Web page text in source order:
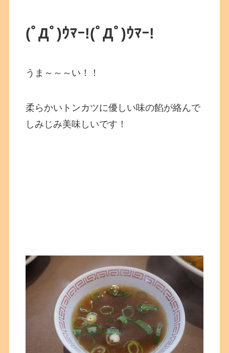
(ﾟДﾟ)ｳﾏｰ!(ﾟДﾟ)ｳﾏｰ!
うま～～～い！！
柔らかいトンカツに優しい味の餡が絡んで
しみじみ美味しいです！